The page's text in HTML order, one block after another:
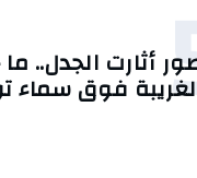
أثارت الجدل..
فوق سماء